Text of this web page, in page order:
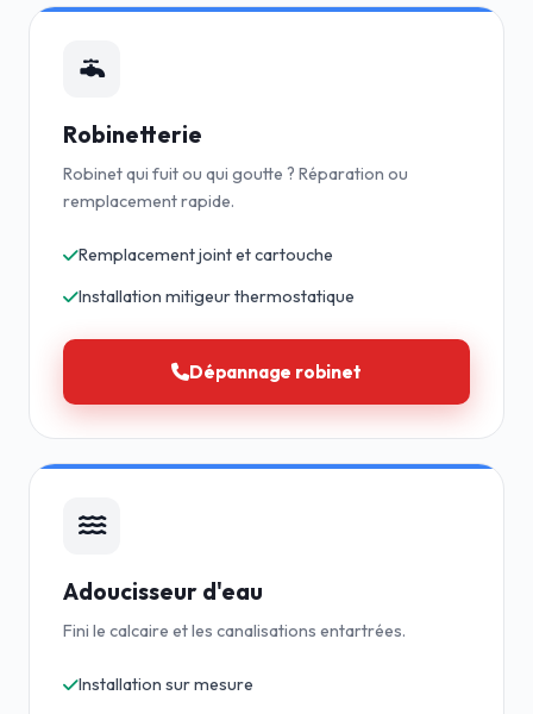
Robinetterie
Robinet qui fuit ou qui goutte ? Réparation ou
remplacement rapide.
Remplacement joint et cartouche
Installation mitigeur thermostatique
Dépannage robinet
Adoucisseur d'eau
Fini le calcaire et les canalisations entartrées.
Installation sur mesure